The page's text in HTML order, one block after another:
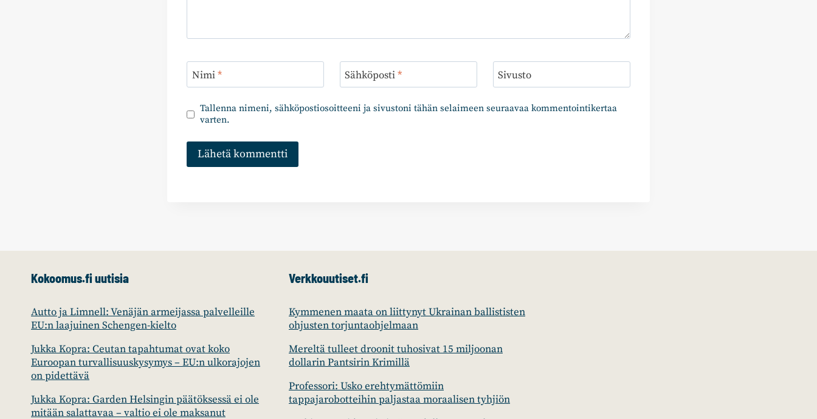
Nimi* Sähköposti* Sivusto
Tallenna nimeni, sähköpostiosoitteeni ja sivustoni tähän selaimeen seuraavaa kommentointikertaa
varten.
Kokoomus.fi uutisia
Autto ja Limnell: Venäjän armeijassa palvelleille
EU:n laajuinen Schengen-kielto
Jukka Kopra: Ceutan tapahtumat ovat koko
Euroopan turvallisuuskysymys – EU:n ulkorajojen
on pidettävä
Jukka Kopra: Garden Helsingin päätöksessä ei ole
mitään salattavaa – valtio ei ole maksanut
Verkkouutiset.fi
Kymmenen maata on liittynyt Ukrainan ballististen
ohjusten torjuntaohjelmaan
Mereltä tulleet droonit tuhosivat 15 miljoonan
dollarin Pantsirin Krimillä
Professori: Usko erehtymättömiin
tappajarobotteihin paljastaa moraalisen tyhjiön